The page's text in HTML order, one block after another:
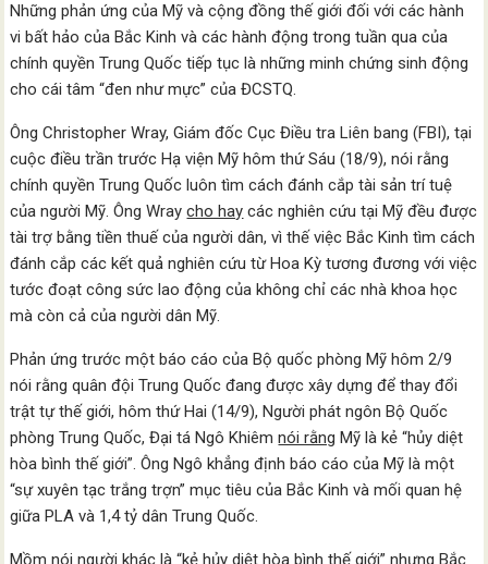
Những phản ứng của Mỹ và cộng đồng thế giới đối với các hành
vi bất hảo của Bắc Kinh và các hành động trong tuần qua của
chính quyền Trung Quốc tiếp tục là những minh chứng sinh động
cho cái tâm “đen như mực” của ĐCSTQ.
Ông Christopher Wray, Giám đốc Cục Điều tra Liên bang (FBI), tại
cuộc điều trần trước Hạ viện Mỹ hôm thứ Sáu (18/9), nói rằng
chính quyền Trung Quốc luôn tìm cách đánh cắp tài sản trí tuệ
của người Mỹ. Ông Wraycho hay các nghiên cứu tại Mỹ đều được
tài trợ bằng tiền thuế của người dân, vì thế việc Bắc Kinh tìm cách
đánh cắp các kết quả nghiên cứu từ Hoa Kỳ tương đương với việc
tước đoạt công sức lao động của không chỉ các nhà khoa học
mà còn cả của người dân Mỹ.
Phản ứng trước một báo cáo của Bộ quốc phòng Mỹ hôm 2/9
nói rằng quân đội Trung Quốc đang được xây dựng để thay đổi
trật tự thế giới, hôm thứ Hai (14/9), Người phát ngôn Bộ Quốc
phòng Trung Quốc, Đại tá Ngô Khiêmnói rằng Mỹ là kẻ “hủy diệt
hòa bình thế giới”. Ông Ngô khẳng định báo cáo của Mỹ là một
“sự xuyên tạc trắng trợn” mục tiêu của Bắc Kinh và mối quan hệ
giữa PLA và 1,4 tỷ dân Trung Quốc.
Mồm nói người khác là “kẻ hủy diệt hòa bình thế giới” nhưng Bắc